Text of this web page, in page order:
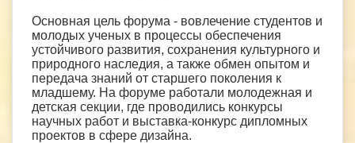
Основная цель форума - вовлечение студентов и
молодых ученых в процессы обеспечения
устойчивого развития, сохранения культурного и
природного наследия, а также обмен опытом и
передача знаний от старшего поколения к
младшему. На форуме работали молодежная и
детская секции, где проводились конкурсы
научных работ и выставка-конкурс дипломных
проектов в сфере дизайна.